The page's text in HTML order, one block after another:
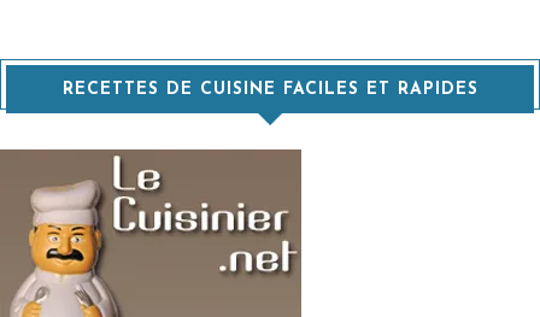
RECETTES DE CUISINE FACILES ET RAPIDES